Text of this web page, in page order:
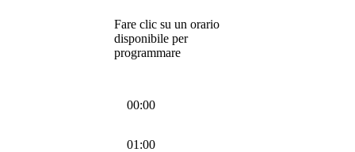
Fare clic su un orario
disponibile per
programmare
00:00
01:00